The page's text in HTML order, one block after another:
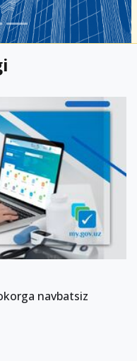
navbatsiz